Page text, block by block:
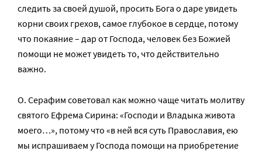
следить за своей душой, просить Бога о даре увидеть
корни своих грехов, самое глубокое в сердце, потому
что покаяние – дар от Господа, человек без Божией
помощи не может увидеть то, что действительно
важно.
О. Серафим советовал как можно чаще читать молитву
святого Ефрема Сирина: «Господи и Владыка живота
моего…», потому что «в ней вся суть Православия, ею
мы испрашиваем у Господа помощи на приобретение